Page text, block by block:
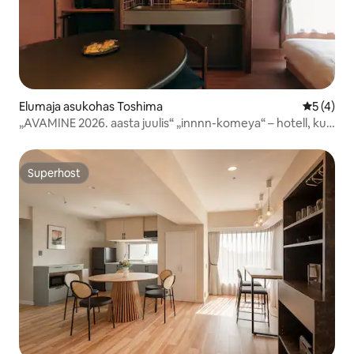
Elumaja asukohas Toshima
5 (4)
„AVAMINE 2026. aasta juulis“ „innnn-komeya“ – hotell, kus
jaamast ja 2 minuti kaugusel Higashi-Nagasaki jaamast
Superhost
Superhost